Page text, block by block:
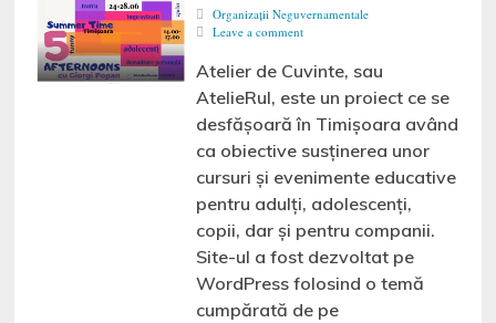
Organizaţii Neguvernamentale
Leave a comment
Atelier de Cuvinte, sau
AtelieRul, este un proiect ce se
desfășoară în Timișoara având
ca obiective susținerea unor
cursuri și evenimente educative
pentru adulți, adolescenți,
copii, dar și pentru companii.
Site-ul a fost dezvoltat pe
WordPress folosind o temă
cumpărată de pe